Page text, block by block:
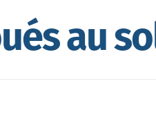
au